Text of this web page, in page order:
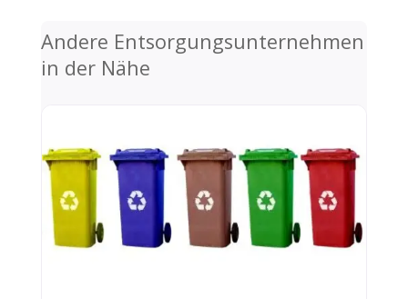
Andere Entsorgungsunternehmen
in der Nähe